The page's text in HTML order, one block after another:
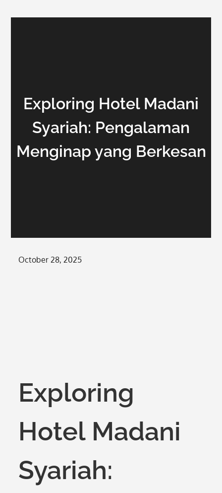
Exploring Hotel Madani
Syariah: Pengalaman
Menginap yang Berkesan
Posted
October 28, 2025
Exploring
Hotel Madani
Syariah: